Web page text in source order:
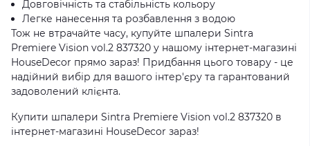
Довговічність та стабільність кольору
Легке нанесення та розбавлення з водою
Тож не втрачайте часу, купуйте шпалери Sintra
Premiere Vision vol.2 837320 у нашому інтернет-магазині
HouseDecor прямо зараз! Придбання цього товару - це
надійний вибір для вашого інтер'єру та гарантований
задоволений клієнта.
Купити шпалери Sintra Premiere Vision vol.2 837320 в
інтернет-магазині HouseDecor зараз!